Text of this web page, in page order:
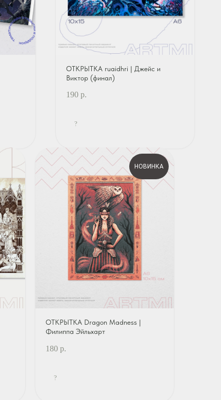
ОТКРЫТКА ruaidhri | Джейс и
Виктор (финал)
190 р.
?
НОВИНКА
ОТКРЫТКА Dragon Madness |
Филиппа Эйльхарт
180 р.
?